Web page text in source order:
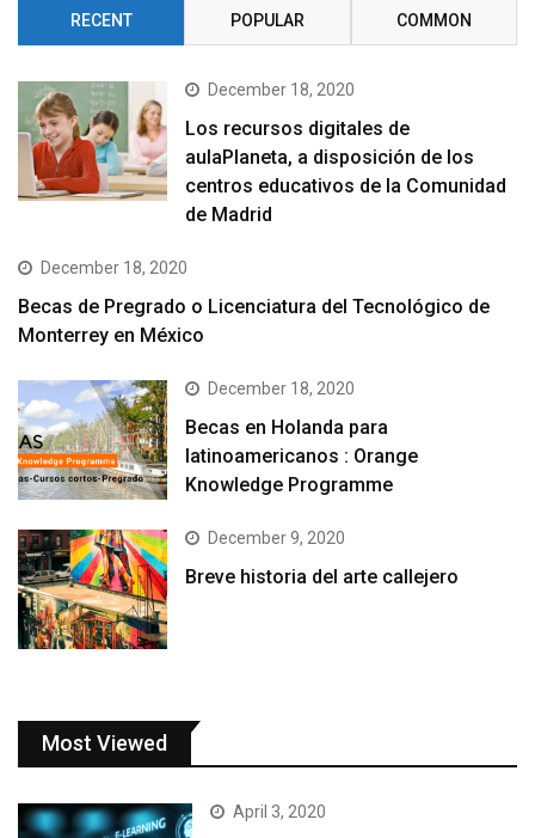
RECENT POPULAR COMMON
December 18, 2020
Los recursos digitales de
aulaPlaneta, a disposición de los
centros educativos de la Comunidad
de Madrid
December 18, 2020
Becas de Pregrado o Licenciatura del Tecnológico de
Monterrey en México
December 18, 2020
Becas en Holanda para
latinoamericanos : Orange
Knowledge Programme
December 9, 2020
Breve historia del arte callejero
Most Viewed
April 3, 2020